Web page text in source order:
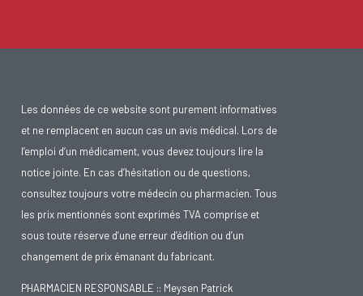
Les données de ce website sont purement informatives
et ne remplacent en aucun cas un avis médical. Lors de
l’emploi d’un médicament, vous devez toujours lire la
notice jointe. En cas d’hésitation ou de questions,
consultez toujours votre médecin ou pharmacien. Tous
les prix mentionnés sont exprimés TVA comprise et
sous toute réserve d’une erreur d’édition ou d’un
changement de prix émanant du fabricant.
PHARMACIEN RESPONSABLE :: Meysen Patrick